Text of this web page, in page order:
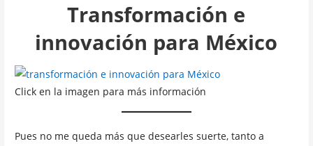
Transformación e
innovación para México
Click en la imagen para más información
Pues no me queda más que desearles suerte, tanto a